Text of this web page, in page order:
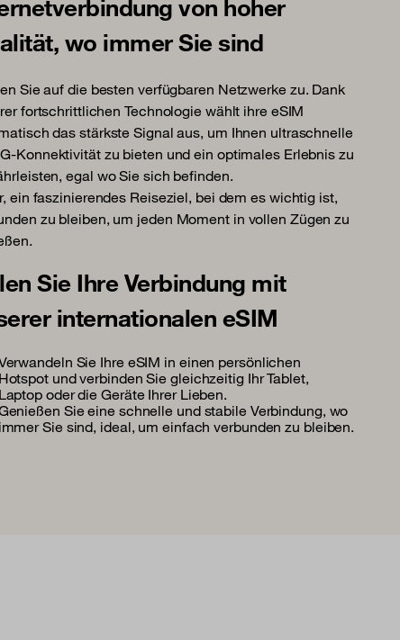
von hoher
wo immer Sie sind
Sie auf die besten verfügbaren Netzwerke zu. Dank
fortschrittlichen Technologie wählt ihre eSIM
das stärkste Signal aus, um Ihnen ultraschnelle
Konnektivität zu bieten und ein optimales Erlebnis zu
egal wo Sie sich befinden.
ein faszinierendes Reiseziel, bei dem es wichtig ist,
zu bleiben, um jeden Moment in vollen Zügen zu
Sie Ihre Verbindung mit
internationalen eSIM
Sie Ihre eSIM in einen persönlichen
Hotspot und verbinden Sie gleichzeitig Ihr Tablet,
Laptop oder die Geräte Ihrer Lieben.
Sie eine schnelle und stabile Verbindung, wo
immer Sie sind, ideal, um einfach verbunden zu bleiben.